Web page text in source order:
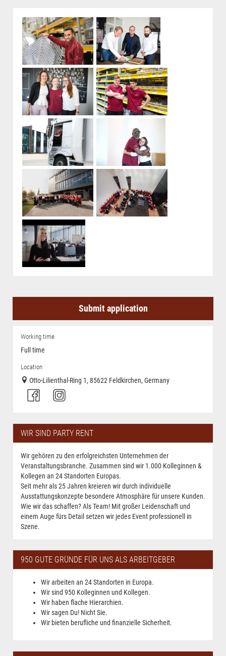
Submit application
Working time
Full time
Location
Otto-Lilienthal-Ring 1, 85622 Feldkirchen, Germany
WIR SIND PARTY RENT
Wir gehören zu den erfolgreichsten Unternehmen der
Veranstaltungsbranche. Zusammen sind wir 1.000 Kolleginnen &
Kollegen an 24 Standorten Europas.
Seit mehr als 25 Jahren kreieren wir durch individuelle
Ausstattungskonzepte besondere Atmosphäre für unsere Kunden.
Wie wir das schaffen? Als Team! Mit großer Leidenschaft und
einem Auge fürs Detail setzen wir jedes Event professionell in
Szene.
950 GUTE GRÜNDE FÜR UNS ALS ARBEITGEBER
Wir arbeiten an 24 Standorten in Europa.
Wir sind 950 Kolleginnen und Kollegen.
Wir haben flache Hierarchien.
Wir sagen Du! Nicht Sie.
Wir bieten berufliche und finanzielle Sicherheit.